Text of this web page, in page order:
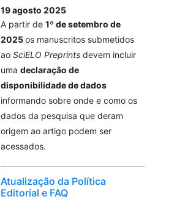
19 agosto 2025
A partir de 1º de setembro de
2025os manuscritos submetidos
ao SciELO Preprintsdevem incluir
uma declaração de
disponibilidade de dados
informando sobre onde e como os
dados da pesquisa que deram
origem ao artigo podem ser
acessados.
Atualização da Política
Editorial e FAQ